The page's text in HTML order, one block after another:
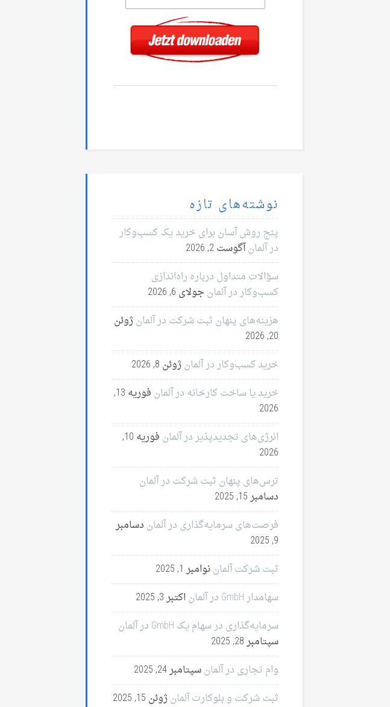
نوشته‌های تازه
پنج روش آسان برای خرید یک کسب‌وکار
در آلمانآگوست 2, 2026
سؤالات متداول درباره راه‌اندازی
کسب‌وکار در آلمان جولای 6, 2026
هزینه‌های پنهان ثبت شرکت در آلمان ژوئن
20, 2026
خرید کسب‌وکار در آلمان ژوئن 8, 2026
خرید یا ساخت کارخانه در آلمان
فوریه 13,
2026
انرژی‌های تجدیدپذیر در آلمان
فوریه 10,
2026
ترس‌های پنهان ثبت شرکت در آلمان
دسامبر 15, 2025
فرصت‌های سرمایه‌گذاری در آلمان دسامبر
9, 2025
ثبت شرکت آلماننوامبر 1, 2025
سهامدار GmbH در آلمان
اکتبر 3, 2025
سرمایه‌گذاری در سهام یک GmbH در آلمان
سپتامبر 28, 2025
وام تجاری در آلمانسپتامبر 24, 2025
ثبت شرکت و بلوکارت آلمان ژوئن 15, 2025